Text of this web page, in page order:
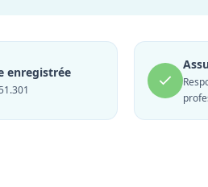
enregistrée